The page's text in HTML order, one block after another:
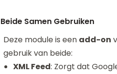
Beide Samen Gebruiken
Deze module is een add-on
gebruik van beide:
XML Feed: Zorgt dat